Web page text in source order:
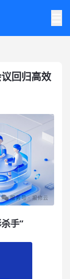
回归高效
手”